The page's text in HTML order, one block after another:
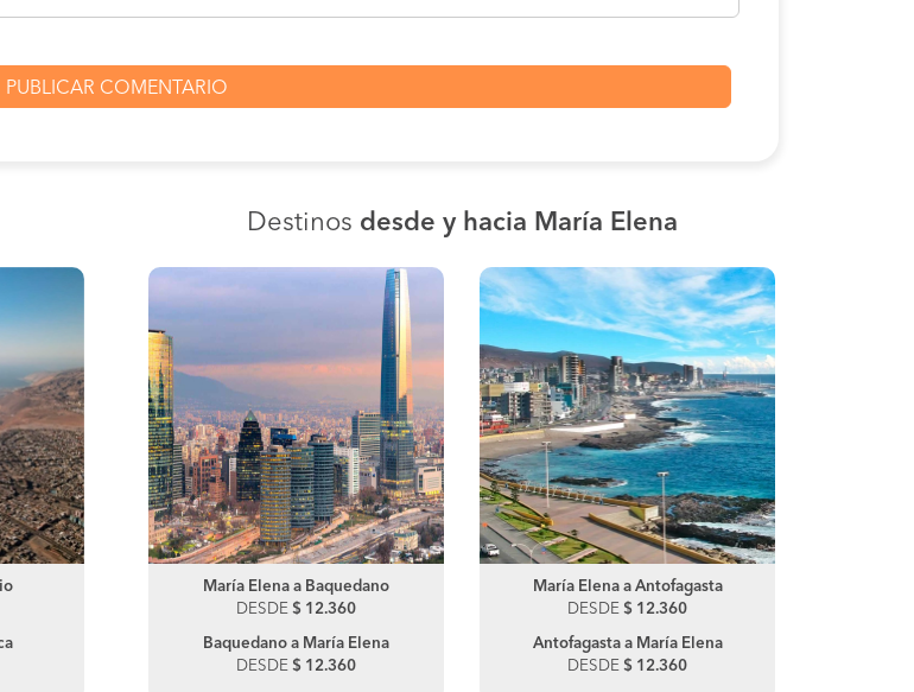
Arica a Iquique
DESDE$ 16.000
Iquique a Arica
DESDE$ 18.000
Arica a Santiago
DESDE$ 72.000
Santiago a Arica
DESDE$ 58.300
Destinos desde y hacia María Elena
María Elena a Baquedano
DESDE $ 12.360
Baquedano a María Elena
DESDE $ 12.360
María Elena a Antofagasta
DESDE $ 12.360
Antofagasta a María Elena
DESDE $ 12.360